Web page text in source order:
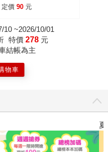
定價 90 元
10 ~2026/10/01
特價 278 元
結帳為主
物車